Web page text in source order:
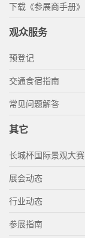
下载《参展商手册》
观众服务
预登记
交通食宿指南
常见问题解答
其它
长城杯国际景观大赛
展会动态
行业动态
参展指南